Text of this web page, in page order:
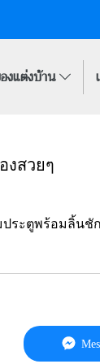
งแต่งบ้าน
งสวยๆ
มประตูพร้อมลิ้น